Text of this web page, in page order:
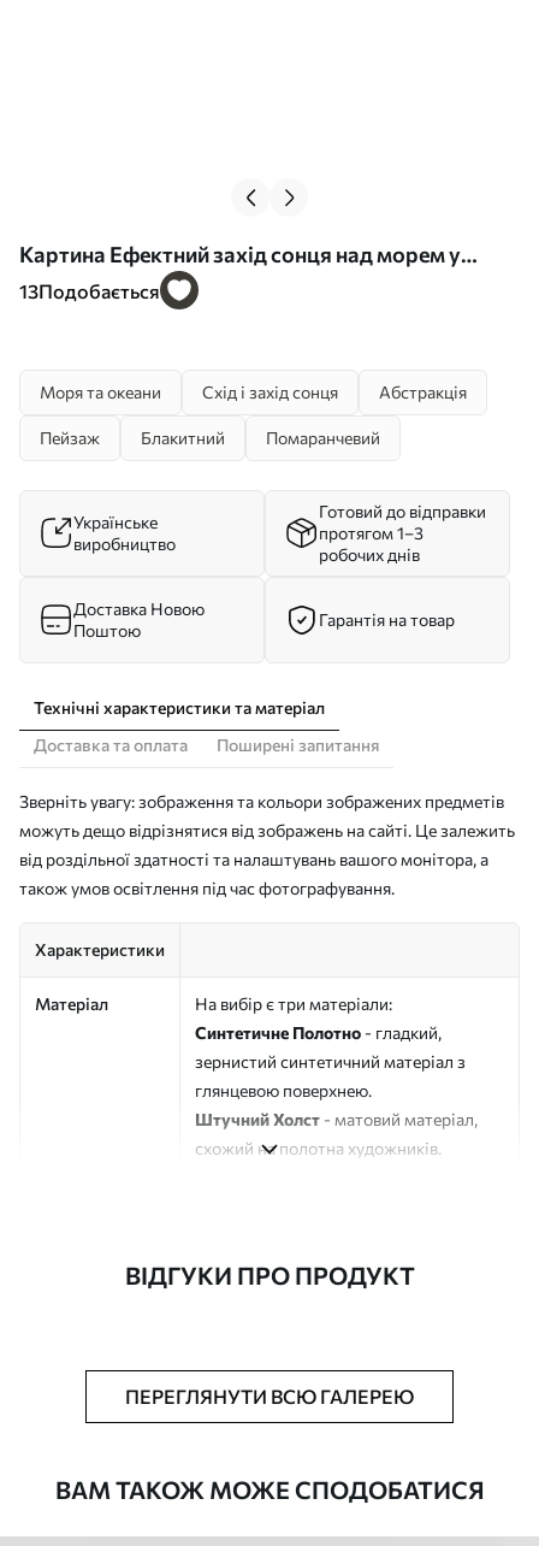
Картина Ефектний захід сонця над морем у
техніці імпасто Арт. s48810
13Подобається
Моря та океани Схід і захід сонця Абстракція
Пейзаж Блакитний Помаранчевий
Українське
виробництво
Готовий до відправки
протягом 1–3
робочих днів
Доставка Новою
Поштою
Гарантія на товар
Технічні характеристики та матеріал
Доставка та оплата
Поширені запитання
Зверніть увагу: зображення та кольори зображених предметів
можуть дещо відрізнятися від зображень на сайті. Це залежить
від роздільної здатності та налаштувань вашого монітора, а
також умов освітлення під час фотографування.
Характеристики
Матеріал
На вибір є три матеріали:
Синтетичне Полотно - гладкий,
зернистий синтетичний матеріал з
глянцевою поверхнею.
Штучний Холст - матовий матеріал,
схожий на полотна художників.
Додатково Можна додати лакове покриття.
ВІДГУКИ ПРО ПРОДУКТ
ПЕРЕГЛЯНУТИ ВСЮ ГАЛЕРЕЮ
ВАМ ТАКОЖ МОЖЕ СПОДОБАТИСЯ